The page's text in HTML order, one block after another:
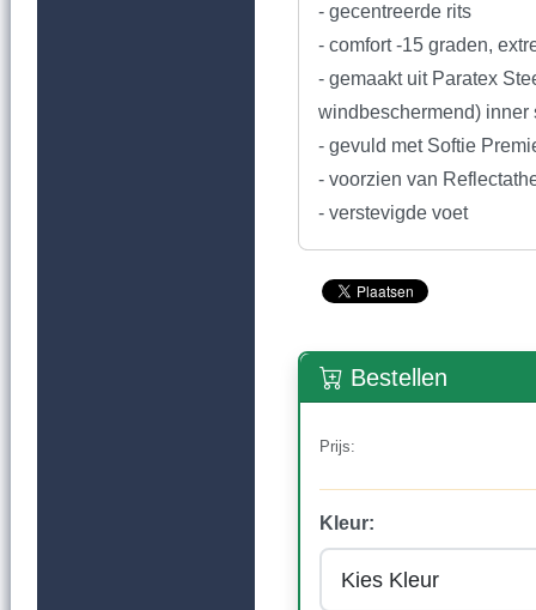
- gecentreerde rits
- comfort -15 graden,
- gemaakt uit Paratex
windbeschermend) inner
- gevuld met Softie
- voorzien van
- verstevigde voet
Bestellen
Prijs:
Kleur: